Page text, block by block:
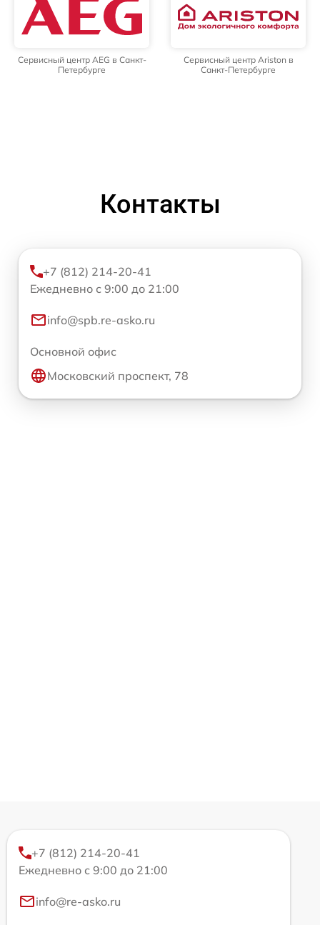
Сервисный центр AEG в Санкт-
Петербурге
Сервисный центр Ariston в
Санкт-Петербурге
Контакты
+7 (812) 214-20-41
Ежедневно с 9:00 до 21:00
info@spb.re-asko.ru
Основной офис
Московский проспект, 78
+7 (812) 214-20-41
Ежедневно с 9:00 до 21:00
info@re-asko.ru